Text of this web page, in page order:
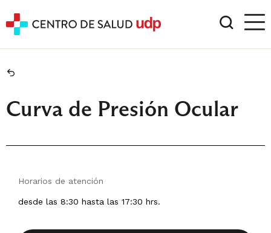
Curva de Presión Ocular
Horarios de atención
desde las 8:30 hasta las 17:30 hrs.